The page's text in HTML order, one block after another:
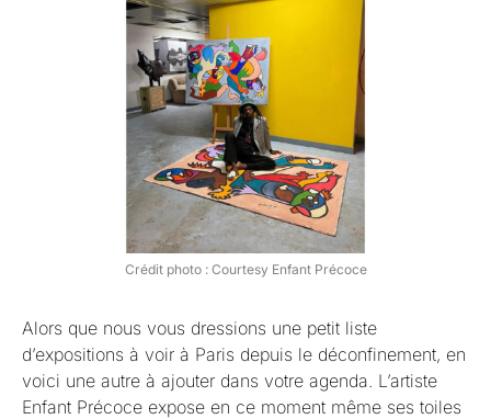
Crédit photo : Courtesy Enfant Précoce
Alors que nous vous dressions une petit liste
d’expositions à voir à Paris depuis le déconfinement, en
voici une autre à ajouter dans votre agenda. L’artiste
Enfant Précoce expose en ce moment même ses toiles